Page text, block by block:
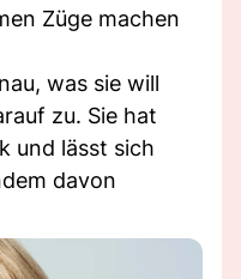
Züge machen
was sie will
zu. Sie hat
und lässt sich
davon